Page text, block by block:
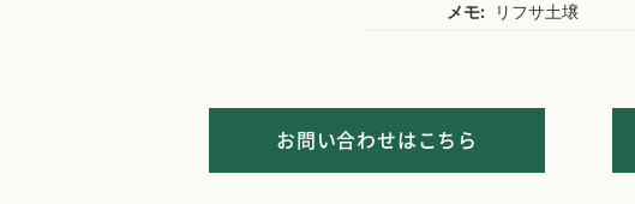
メモ:
リフサ土壌
お問い合わせはこちら